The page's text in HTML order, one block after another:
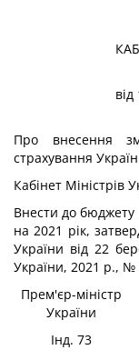
Про внесення
страхування
Кабінет Міністрів
Внести до бюджету
на 2021 рік,
України від 22
України, 2021 р., №
Прем'єр-міністр
України
Інд. 73